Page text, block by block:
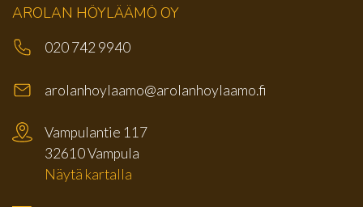
AROLAN HÖYLÄÄMÖ OY
020 742 9940
arolanhoylaamo@arolanhoylaamo.fi
Vampulantie 117
32610 Vampula
Näytä kartalla